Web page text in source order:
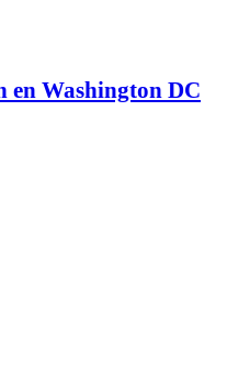
Washington DC